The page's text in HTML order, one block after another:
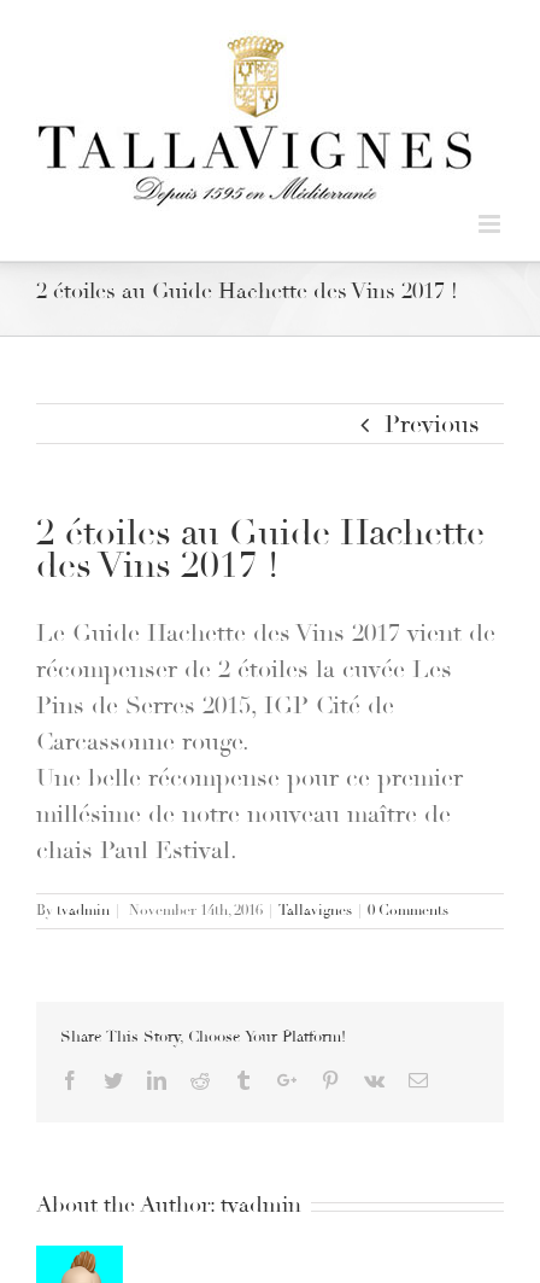
2 étoiles au Guide Hachette des Vins 2017 !
Previous
2 étoiles au Guide Hachette
des Vins 2017 !
Le Guide Hachette des Vins 2017 vient de
récompenser de 2 étoiles la cuvée Les
Pins de Serres 2015, IGP Cité de
Carcassonne rouge.
Une belle récompense pour ce premier
millésime de notre nouveau maître de
chais Paul Estival.
By tvadmin November 14th, 2016 Tallavignes 0 Comments
Share This Story, Choose Your Platform!
Facebook
TwitterLinkedinReddit TumblrGoogle+Pinterest
Vk Email
About the Author: tvadmin